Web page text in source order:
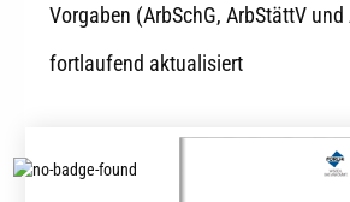
Vorgaben (ArbSchG, ArbStättV und
fortlaufend aktualisiert